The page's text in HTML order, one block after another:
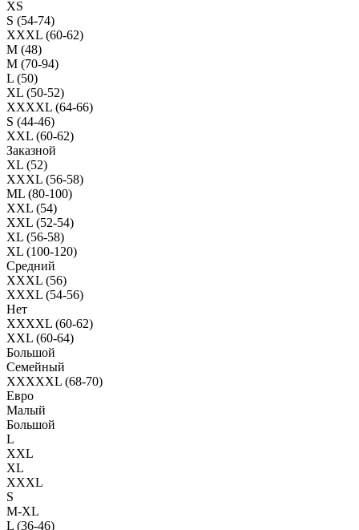
XS
S (54-74)
XXXL (60-62)
M (48)
M (70-94)
L (50)
XL (50-52)
XXXXL (64-66)
S (44-46)
XXL (60-62)
Заказной
XL (52)
XXXL (56-58)
ML (80-100)
XXL (54)
XXL (52-54)
XL (56-58)
XL (100-120)
Средний
XXXL (56)
XXXL (54-56)
Нет
XXXXL (60-62)
XXL (60-64)
Большой
Семейный
XXXXXL (68-70)
Евро
Малый
Большой
L
XXL
XL
XXXL
S
M-XL
L (36-46)